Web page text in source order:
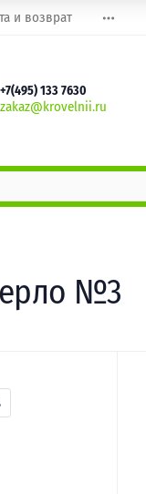
и возврат
+7(495) 133 7630
zakaz@krovelnii.ru
№3